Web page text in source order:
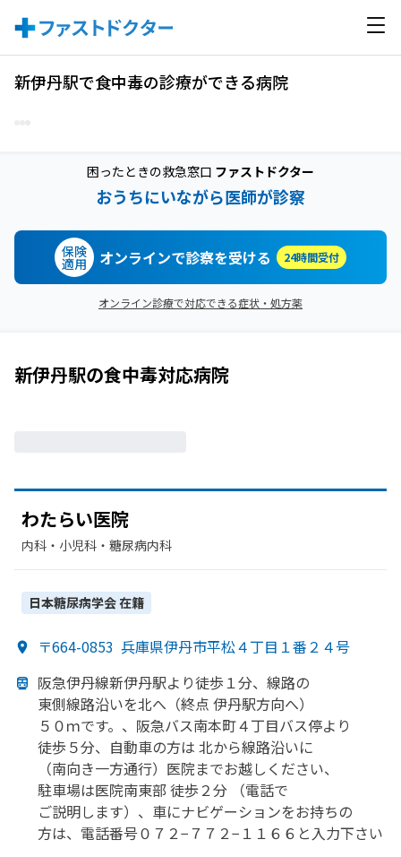
新伊丹駅で食中毒の診療ができる病院
困ったときの救急窓口 ファストドクター
おうちにいながら医師が診察
保険
適用 オンラインで診察を受ける 24時間受付
オンライン診療で対応できる症状・処方薬
新伊丹駅の食中毒対応病院
わたらい医院
内科・​小児科・​糖尿病内科
日本糖尿病学会在籍
〒664-0853 兵庫県伊丹市平松４丁目１番２４号
阪急伊丹線新伊丹駅より徒歩１分、 線路の
東側線路沿いを北へ （終点 伊丹駅方向へ）
５０ｍです。、 阪急バス南本町４丁目バス停より
徒歩５分、 自動車の方は 北から線路沿いに
（南向き一方通行） 医院までお越しください、
駐車場は医院南東部 徒歩２分
（電話で
ご説明します）、 車にナビゲーションをお持ちの
方は、 電話番号０７２−７７２−１１６６と入力下さい